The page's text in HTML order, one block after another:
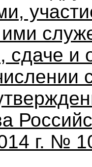
сдаче и
г. №